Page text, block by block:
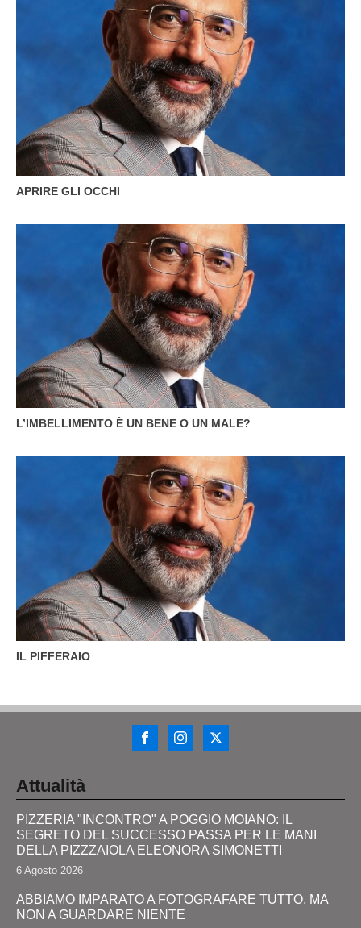
APRIRE GLI OCCHI
L’IMBELLIMENTO È UN BENE O UN MALE?
IL PIFFERAIO
Attualità
PIZZERIA "INCONTRO" A POGGIO MOIANO: IL
SEGRETO DEL SUCCESSO PASSA PER LE MANI
DELLA PIZZZAIOLA ELEONORA SIMONETTI
6 Agosto 2026
ABBIAMO IMPARATO A FOTOGRAFARE TUTTO, MA
NON A GUARDARE NIENTE